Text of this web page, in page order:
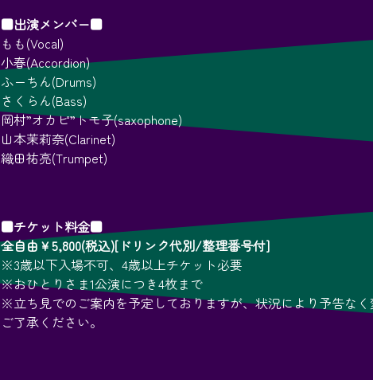
■出演メンバー■
もも(Vocal)
小春(Accordion)
ふーちん(Drums)
さくらん(Bass)
岡村”オカピ”トモ子(saxophone)
山本茉莉奈(Clarinet)
織田祐亮(Trumpet)
■チケット料金■
全自由￥5,800(税込)[ドリンク代別/整理番号付]
※3歳以下入場不可、4歳以上チケット必要
※おひとりさま1公演につき4枚まで
※立ち見でのご案内を予定しておりますが、状況により予告な
ご了承ください。